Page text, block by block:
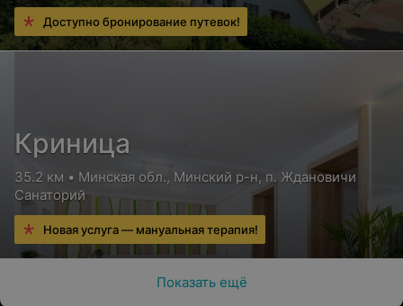
Доступно бронирование путевок!
Криница
35.2 км • Минская обл., Минский р-н, п. Ждановичи
Санаторий
Новая услуга — мануальная терапия!
Показать ещё